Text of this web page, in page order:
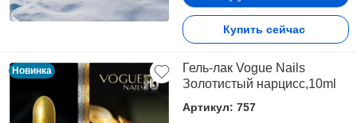
Купить сейчас
Новинка
Гель-лак Vogue Nails
Золотистый нарцисс,10ml
Артикул: 757